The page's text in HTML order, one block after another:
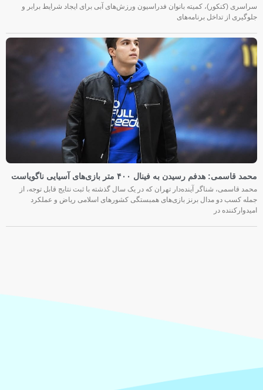
سراسری (کنکور)، کمیته بانوان فدراسیون ورزش‌های آبی برای ایجاد شرایط برابر و
جلوگیری از تداخل برنامه‌های
محمد قاسمی: هدفم رسیدن به فینال ۴۰۰ متر بازی‌های آسیایی ناگویاست
محمد قاسمی، شناگر آینده‌دار تهران که در یک سال گذشته با ثبت نتایج قابل توجه، از
جمله کسب دو مدال برنز بازی‌های همبستگی کشورهای اسلامی ریاض و عملکرد
امیدوارکننده در